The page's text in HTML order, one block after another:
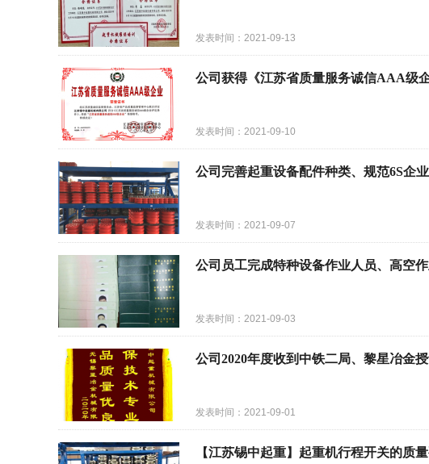
发表时间：2021-09-13
公司获得《江苏省质量服务诚信AAA级企
发表时间：2021-09-10
公司完善起重设备配件种类、规范6S企
发表时间：2021-09-07
公司员工完成特种设备作业人员、高空
发表时间：2021-09-03
公司2020年度收到中铁二局、黎星冶金
发表时间：2021-09-01
【江苏锡中起重】起重机行程开关的质